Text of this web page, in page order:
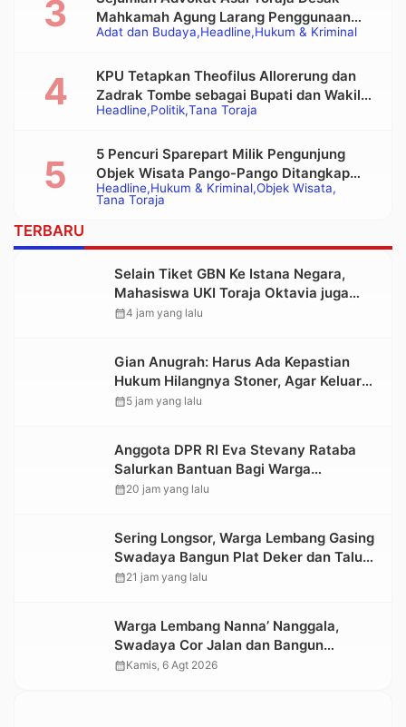
Adat dan Budaya Headline Hukum & Kriminal
Mahkamah Agung Larang Penggunaan
Alat Berat pada Eksekusi Rumah Adat
Headline Politik Tana Toraja
KPU Tetapkan Theofilus Allorerung dan
Zadrak Tombe sebagai Bupati dan Wakil
Bupati Tana Toraja Terpilih
Headline Hukum & Kriminal Objek Wisata
Tana Toraja
5 Pencuri Sparepart Milik Pengunjung
Objek Wisata Pango-Pango Ditangkap
Polisi
TERBARU
Selain Tiket GBN Ke Istana Negara,
Mahasiswa UKI Toraja Oktavia juga
Lolos ke Pekan Seni Mahasiswa
calendar_month4 jam yang lalu
Gian Anugrah: Harus Ada Kepastian
Hukum Hilangnya Stoner, Agar Keluarga
tidak Larut dalam Trauma dan
calendar_month5 jam yang lalu
Anggota DPR RI Eva Stevany Rataba
Salurkan Bantuan Bagi Warga
Terdampak Longsor di Buntu Pepasan
calendar_month20 jam yang lalu
Sering Longsor, Warga Lembang Gasing
Swadaya Bangun Plat Deker dan Talut
Jalan Penghubung Antar Lembang
calendar_month21 jam yang lalu
Warga Lembang Nanna’ Nanggala,
Swadaya Cor Jalan dan Bangun
Jembatan
calendar_monthKamis, 6 Agt 2026